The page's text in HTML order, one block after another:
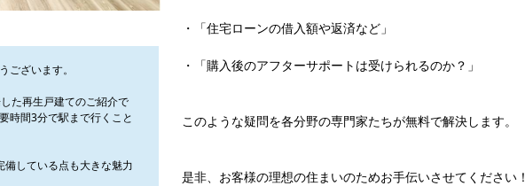
ございます。
た再生戸建てのご紹介で
時間3分で駅まで行くこと
している点も大きな魅力
・「住宅ローンの借入額や返済など」
・「購入後のアフターサポートは受けられるのか？」
このような疑問を各分野の専門家たちが無料で解決します。
是非、お客様の理想の住まいのためお手伝いさせてください！